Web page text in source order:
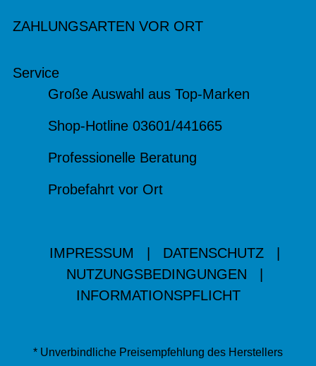
ZAHLUNGSARTEN VOR ORT
Service
Große Auswahl aus Top-Marken
Shop-Hotline 03601/441665
Professionelle Beratung
Probefahrt vor Ort
IMPRESSUM DATENSCHUTZ
NUTZUNGSBEDINGUNGEN
INFORMATIONSPFLICHT
* Unverbindliche Preisempfehlung des Herstellers